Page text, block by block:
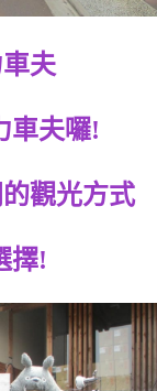
夫
車夫囉!
觀光方式
擇!